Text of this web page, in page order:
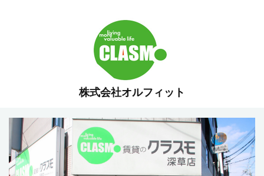
株式会社オルフィット